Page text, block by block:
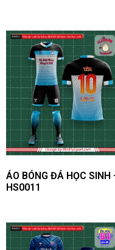
ÁO BÓNG ĐÁ HỌC SINH
HS0011